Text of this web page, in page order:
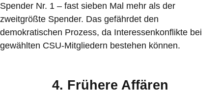
Spender Nr. 1 – fast sieben Mal mehr als der
zweitgrößte Spender. Das gefährdet den
demokratischen Prozess, da Interessenkonflikte bei
gewählten CSU-Mitgliedern bestehen können.
4. Frühere Affären